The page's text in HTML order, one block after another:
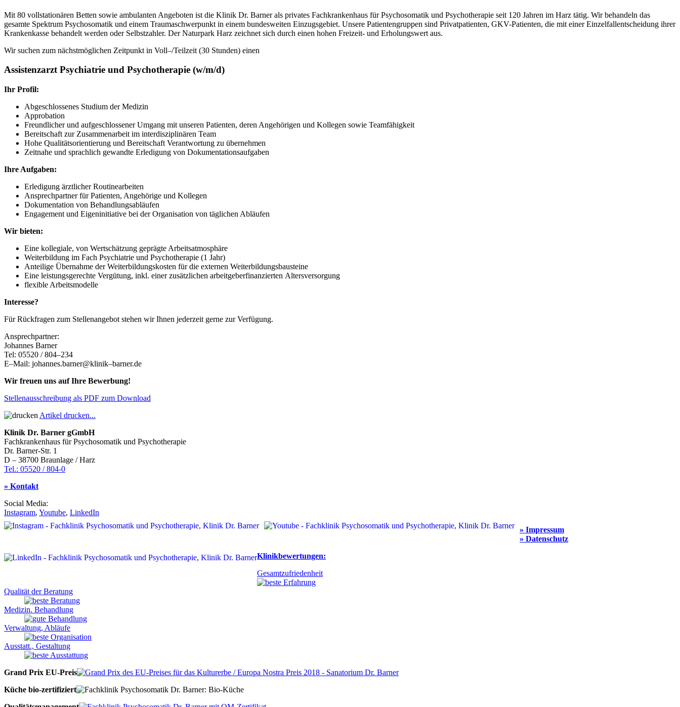
Mit 80 vollstationären Betten sowie ambulanten Angeboten ist die Klinik Dr. Barner als privates Fachkrankenhaus für Psychosomatik und Psychotherapie seit 120 Jahren im Harz tätig. Wir behandeln das
gesamte Spektrum Psychosomatik und einem Traumaschwerpunkt in einem bundesweiten Einzugsgebiet. Unsere Patientengruppen sind Privatpatienten, GKV-Patienten, die mit einer Einzelfallentscheidung ihrer
Krankenkasse behandelt werden oder Selbstzahler. Der Naturpark Harz zeichnet sich durch einen hohen Freizeit- und Erholungswert aus.
Wir suchen zum nächstmöglichen Zeitpunkt in Voll–/Teilzeit (30 Stunden) einen
Assistenzarzt Psychiatrie und Psychotherapie (w/m/d)
Ihr Profil:
Abgeschlossenes Studium der Medizin
Approbation
Freundlicher und aufgeschlossener Umgang mit unseren Patienten, deren Angehörigen und Kollegen sowie Teamfähigkeit
Bereitschaft zur Zusammenarbeit im interdisziplinären Team
Hohe Qualitätsorientierung und Bereitschaft Verantwortung zu übernehmen
Zeitnahe und sprachlich gewandte Erledigung von Dokumentationsaufgaben
Ihre Aufgaben:
Erledigung ärztlicher Routinearbeiten
Ansprechpartner für Patienten, Angehörige und Kollegen
Dokumentation von Behandlungsabläufen
Engagement und Eigeninitiative bei der Organisation von täglichen Abläufen
Wir bieten:
Eine kollegiale, von Wertschätzung geprägte Arbeitsatmosphäre
Weiterbildung im Fach Psychiatrie und Psychotherapie (1 Jahr)
Anteilige Übernahme der Weiterbildungskosten für die externen Weiterbildungsbausteine
Eine leistungsgerechte Vergütung, inkl. einer zusätzlichen arbeitgeberfinanzierten Altersversorgung
flexible Arbeitsmodelle
Interesse?
Für Rückfragen zum Stellenangebot stehen wir Ihnen jederzeit gerne zur Verfügung.
Ansprechpartner:
Johannes Barner
Tel: 05520 / 804–234
E–Mail: johannes.barner@klinik–barner.de
Wir freuen uns auf Ihre Bewerbung!
Stellenausschreibung als PDF zum Download
Artikel drucken...
Klinik Dr. Barner gGmbH
Fachkrankenhaus für Psychosomatik und Psychotherapie
Dr. Barner-Str. 1
D – 38700 Braunlage / Harz
Tel.: 05520 / 804-0
» Kontakt
Social Media:
Instagram, Youtube, LinkedIn
» Impressum
» Datenschutz
Klinikbewertungen:
Gesamtzufriedenheit
Qualität der Beratung
Medizin. Behandlung
Verwaltung, Abläufe
Ausstatt., Gestaltung
Grand Prix EU-Preis
Küche bio-zertifiziert